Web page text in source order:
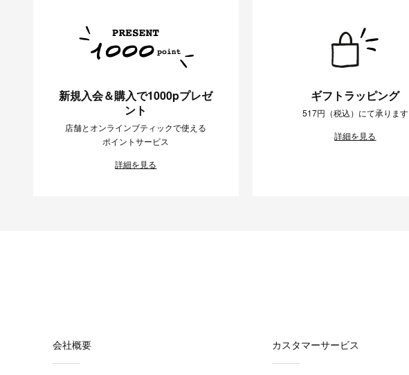
新規入会＆購入で1000pプレゼ
ント
店舗とオンラインブティックで使える
ポイントサービス
詳細を見る
ギフトラッピング
517円（税込）にて承ります
詳細を見る
会社概要 カスタマーサービス